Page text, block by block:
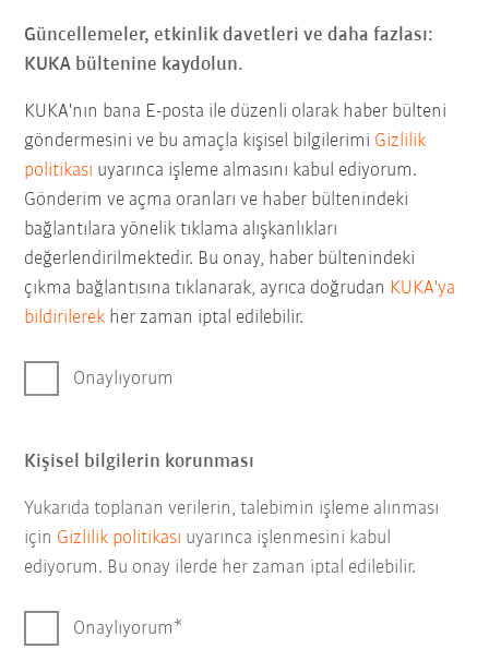
Güncellemeler, etkinlik davetleri ve daha fazlası:
KUKA bültenine kaydolun.
KUKA'nın bana E-posta ile düzenli olarak haber bülteni
göndermesini ve bu amaçla kişisel bilgilerimi Gizlilik
politikası uyarınca işleme almasını kabul ediyorum.
Gönderim ve açma oranları ve haber bültenindeki
bağlantılara yönelik tıklama alışkanlıkları
değerlendirilmektedir. Bu onay, haber bültenindeki
çıkma bağlantısına tıklanarak, ayrıca doğrudan KUKA'ya
bildirilerek her zaman iptal edilebilir.
Onaylıyorum
Kişisel bilgilerin korunması
Yukarıda toplanan verilerin, talebimin işleme alınması
için Gizlilik politikası uyarınca işlenmesini kabul
ediyorum. Bu onay ilerde her zaman iptal edilebilir.
Onaylıyorum